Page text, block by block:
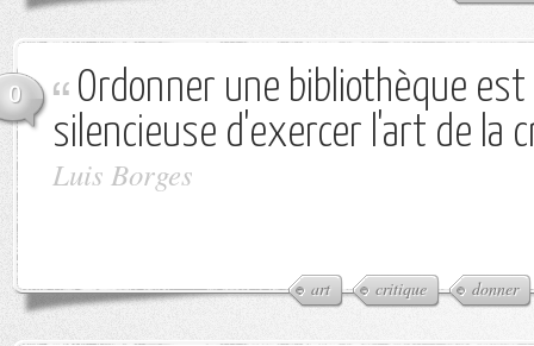
0
Ordonner une bibliothèque
silencieuse d'exercer l'art de la
Luis Borges
art critique donner